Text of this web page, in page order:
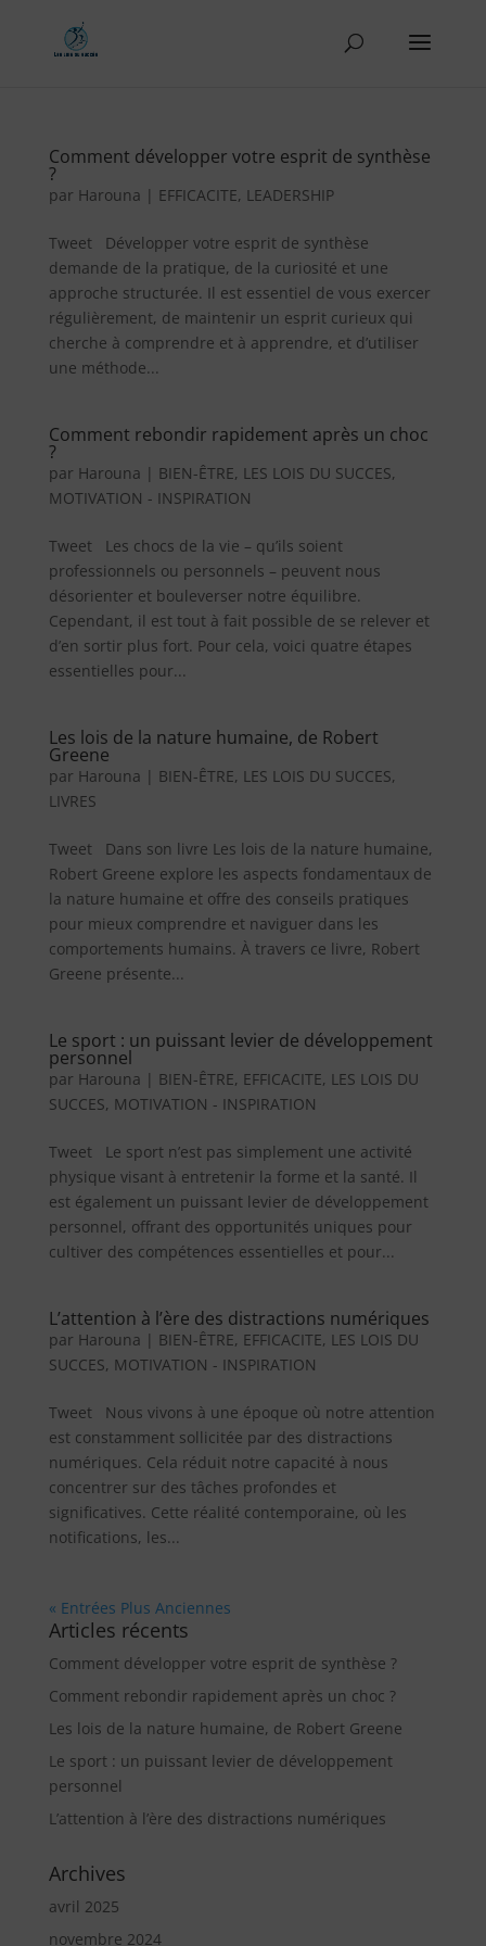
Comment développer votre esprit de synthèse
?
par Harouna | EFFICACITE, LEADERSHIP
Tweet Développer votre esprit de synthèse
demande de la pratique, de la curiosité et une
approche structurée. Il est essentiel de vous exercer
régulièrement, de maintenir un esprit curieux qui
cherche à comprendre et à apprendre, et d’utiliser
une méthode...
Comment rebondir rapidement après un choc
?
par Harouna | BIEN-ÊTRE, LES LOIS DU SUCCES,
MOTIVATION - INSPIRATION
Tweet Les chocs de la vie – qu’ils soient
professionnels ou personnels – peuvent nous
désorienter et bouleverser notre équilibre.
Cependant, il est tout à fait possible de se relever et
d’en sortir plus fort. Pour cela, voici quatre étapes
essentielles pour...
Les lois de la nature humaine, de Robert
Greene
par Harouna | BIEN-ÊTRE, LES LOIS DU SUCCES,
LIVRES
Tweet Dans son livre Les lois de la nature humaine,
Robert Greene explore les aspects fondamentaux de
la nature humaine et offre des conseils pratiques
pour mieux comprendre et naviguer dans les
comportements humains. À travers ce livre, Robert
Greene présente...
Le sport : un puissant levier de développement
personnel
par Harouna | BIEN-ÊTRE, EFFICACITE, LES LOIS DU
SUCCES, MOTIVATION - INSPIRATION
Tweet Le sport n’est pas simplement une activité
physique visant à entretenir la forme et la santé. Il
est également un puissant levier de développement
personnel, offrant des opportunités uniques pour
cultiver des compétences essentielles et pour...
L’attention à l’ère des distractions numériques
par Harouna | BIEN-ÊTRE, EFFICACITE, LES LOIS DU
SUCCES, MOTIVATION - INSPIRATION
Tweet Nous vivons à une époque où notre attention
est constamment sollicitée par des distractions
numériques. Cela réduit notre capacité à nous
concentrer sur des tâches profondes et
significatives. Cette réalité contemporaine, où les
notifications, les...
« Entrées Plus Anciennes
Articles récents
Comment développer votre esprit de synthèse ?
Comment rebondir rapidement après un choc ?
Les lois de la nature humaine, de Robert Greene
Le sport : un puissant levier de développement
personnel
L’attention à l’ère des distractions numériques
Archives
avril 2025
novembre 2024